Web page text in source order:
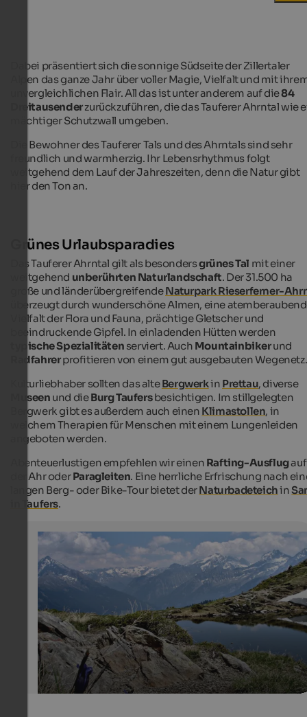
Dabei präsentiert sich die sonnige Südseite der Zillertaler
Alpen das ganze Jahr über voller Magie, Vielfalt und mit
unvergleichlichen Flair. All das ist unter anderem auf die84
Dreitausenderzurückzuführen, die das Tauferer Ahrntal wie
mächtiger Schutzwall umgeben.
Die Bewohner des Tauferer Tals und des Ahrntals sind sehr
freundlich und warmherzig. Ihr Lebensrhythmus folgt
weitgehend dem Lauf der Jahreszeiten, denn die Natur gibt
hier den Ton an.
Ahrntal
Der Speikbodensee
Edith60 / Fotolia.com
Grünes Urlaubsparadies
Das Tauferer Ahrntal gilt als besondersgrünes Tal mit einer
weitgehend unberührten Naturlandschaft. Der 31.500 ha
große und länderübergreifendeNaturpark Rieserferner-
überzeugt durch wunderschöne Almen, eine
Vielfalt der Flora und Fauna, prächtige Gletscher und
beeindruckende Gipfel. In einladenden Hütten werden
typische Spezialitäten serviert. Auch Mountainbikerund
Radfahrerprofitieren von einem gut ausgebauten Wegenetz.
Kulturliebhaber sollten das alteBergwerkin Prettau, diverse
Museen und dieBurg Taufersbesichtigen. Im stillgelegten
Bergwerk gibt es außerdem auch einen Klimastollen, in
welchem Therapien für Menschen mit einem Lungenleiden
angeboten werden.
Abenteuerlustigen empfehlen wir einen Rafting-Ausflugauf
der Ahr oderParagleiten. Eine herrliche Erfrischung nach
langen Berg- oder Bike-Tour bietet derNaturbadeteichin
in Taufers.